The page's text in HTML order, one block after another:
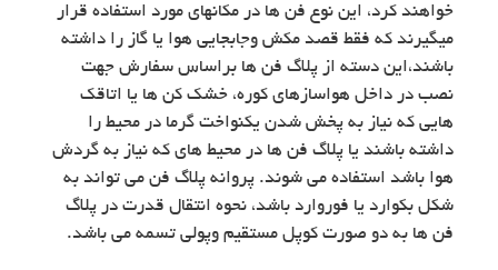
خواهند کرد، این نوع فن ها در مکانهای مورد استفاده قرار
میگیرند که فقط قصد مکش وجابجایی هوا یا گاز را داشته
باشند،این دسته از پلاگ فن ها براساس سفارش جهت
نصب در داخل هواسازهای کوره، خشک کن ها یا اتاقک
هایی که نیاز به پخش شدن یکنواخت گرما در محیط را
داشته باشند یا پلاگ فن ها در محیط های که نیاز به گردش
هوا باشد استفاده می شوند. پروانه پلاگ فن می تواند به
شکل بکوارد یا فوروارد باشد، نحوه انتقال قدرت در پلاگ
فن ها به دو صورت کوپل مستقیم وپولی تسمه می باشد.